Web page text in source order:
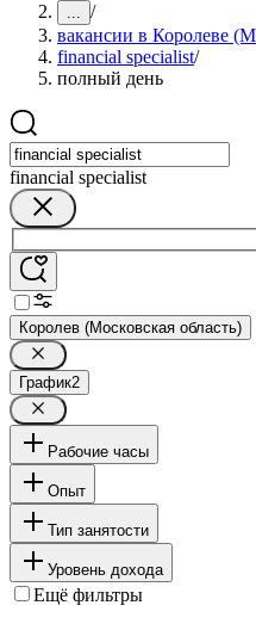
... /
вакансии в Королеве
financial specialist/
полный день
financial specialist
Королев (Московская область)
График2
Рабочие часы
Опыт
Тип занятости
Уровень дохода
Ещё фильтры